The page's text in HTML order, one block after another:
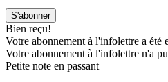
S'abonner
Bien reçu!
Votre abonnement à l'infolettre a été
Votre abonnement à l'infolettre n'a
Petite note en passant